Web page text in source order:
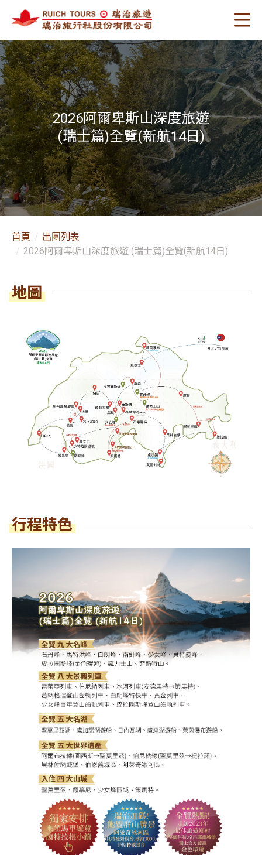
2026阿爾卑斯山深度旅遊
(瑞士篇)全覽(新航14日)
首頁
出團列表
2026阿爾卑斯山深度旅遊 (瑞士篇)全覽(新航14日)
地圖
行程特色